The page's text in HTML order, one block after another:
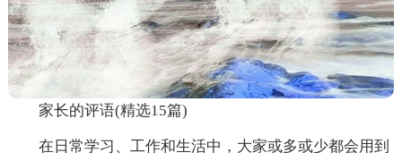
家长的评语(精选15篇)
在日常学习、工作和生活中，大家或多或少都会用到